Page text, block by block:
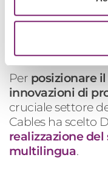
Verdellino,
distribuisce
settori di
Per posizionare
innovazioni di
cruciale settore
Cables ha scelto
realizzazione
multilingua.